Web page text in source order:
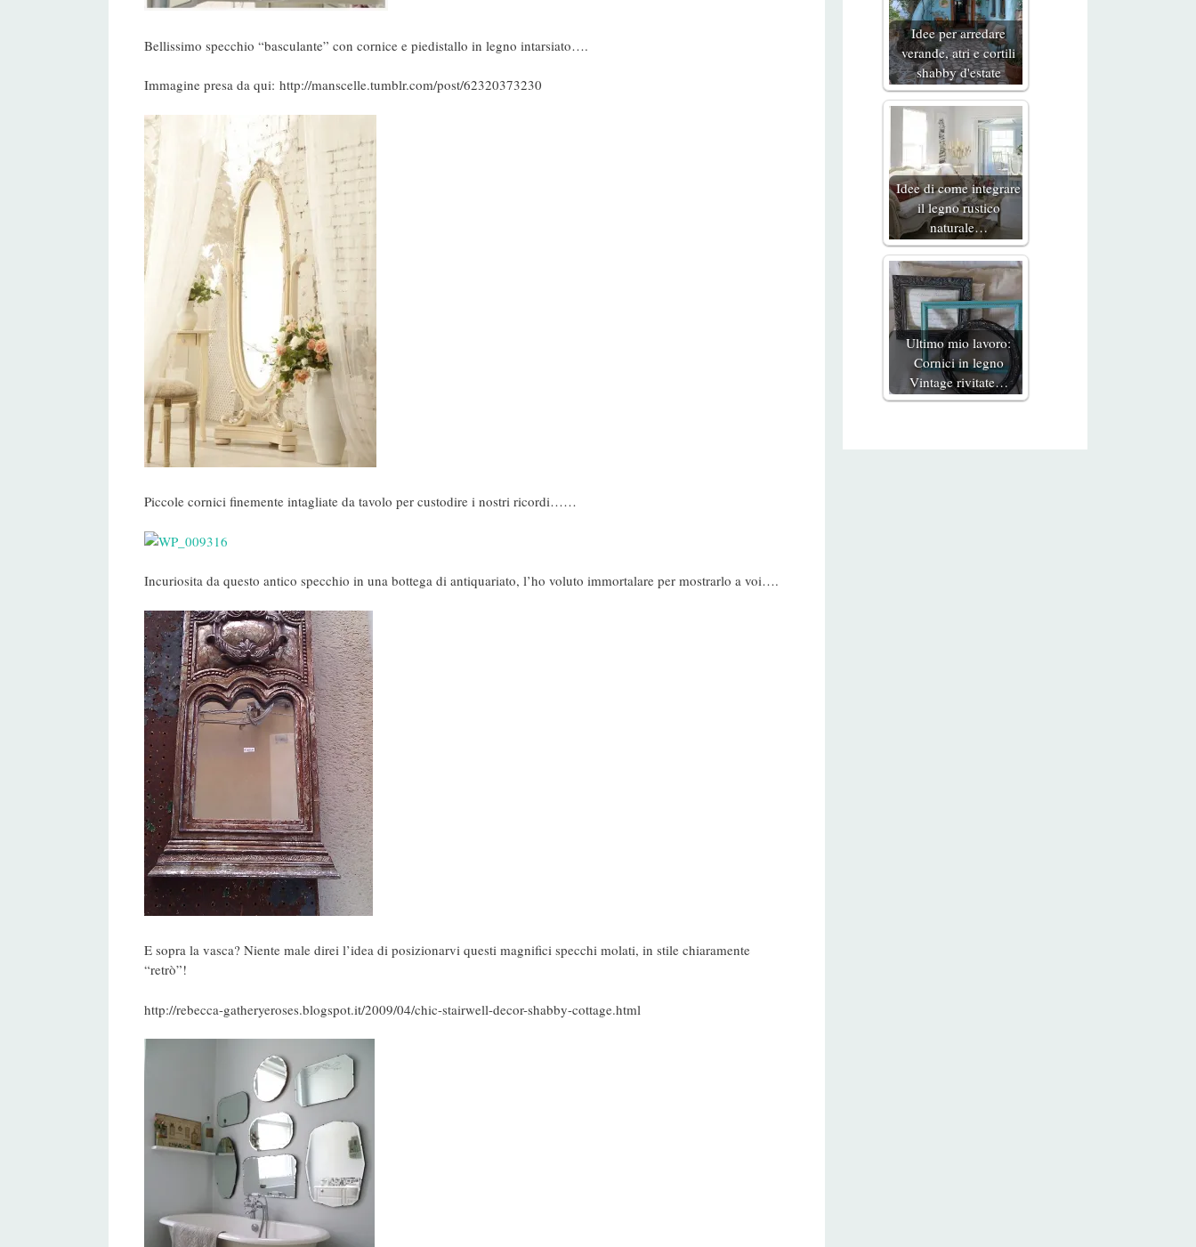
Bellissimo specchio “basculante” con cornice e piedistallo in legno intarsiato….
Immagine presa da qui: http://manscelle.tumblr.com/post/62320373230
Piccole cornici finemente intagliate da tavolo per custodire i nostri ricordi……
Incuriosita da questo antico specchio in una bottega di antiquariato, l’ho voluto immortalare per mostrarlo a voi….
E sopra la vasca? Niente male direi l’idea di posizionarvi questi magnifici specchi molati, in stile chiaramente
“retrò”!
http://rebecca-gatheryeroses.blogspot.it/2009/04/chic-stairwell-decor-shabby-cottage.html
Idee per arredare
verande, atri e cortili
shabby d'estate
Idee di come integrare
il legno rustico
naturale…
Ultimo mio lavoro:
Cornici in legno
Vintage rivitate…